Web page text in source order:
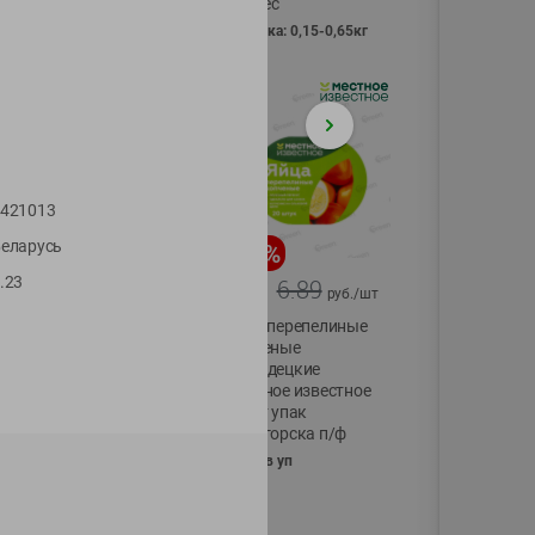
фасовка: 0,15-0,65кг
-17%
11.59
%
6.89 руб./шт
Яйца перепелиные
копченые
Молодецкие
Местное известное
20 шт упак
Солигорска п/ф
20шт в уп